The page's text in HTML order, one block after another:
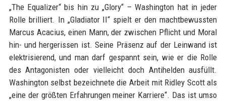
„The Equalizer“ bis hin zu „Glory“ – Washington hat in jeder
Rolle brilliert. In „Gladiator II“ spielt er den machtbewussten
Marcus Acacius, einen Mann, der zwischen Pflicht und Moral
hin- und hergerissen ist. Seine Präsenz auf der Leinwand ist
elektrisierend, und man darf gespannt sein, wie er die Rolle
des Antagonisten oder vielleicht doch Antihelden ausfüllt.
Washington selbst bezeichnete die Arbeit mit Ridley Scott als
„eine der größten Erfahrungen meiner Karriere“. Das ist umso